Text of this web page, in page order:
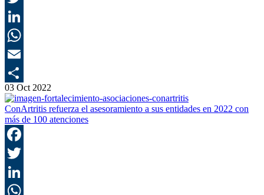
03 Oct 2022
ConArtritis refuerza el asesoramiento a sus entidades en 2022 con
más de 100 atenciones